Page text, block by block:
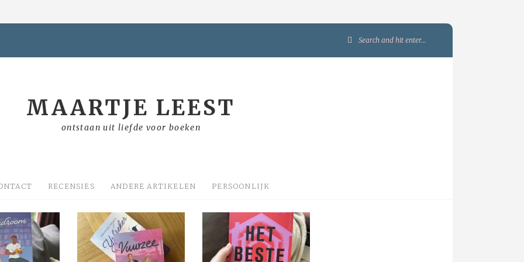
Search
MAARTJE LEEST
ontstaan uit liefde voor boeken
RECENSIES ANDERE ARTIKELEN PERSOONLIJK